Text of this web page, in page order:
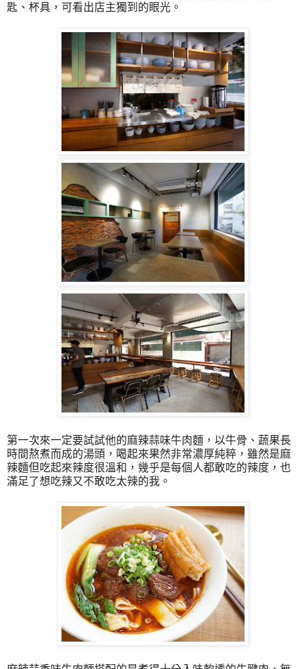
匙、杯具，可看出店主獨到的眼光。
第一次來一定要試試他的麻辣蒜味牛肉麵，以牛骨、蔬果長
時間熬煮而成的湯頭，喝起來果然非常濃厚純粹，雖然是麻
辣麵但吃起來辣度很溫和，幾乎是每個人都敢吃的辣度，也
滿足了想吃辣又不敢吃太辣的我。